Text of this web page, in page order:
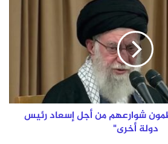
شوارعهم من أجل إسعاد رئيس
دولة أخرى"